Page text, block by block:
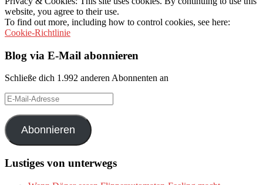
website, you agree to their use.
To find out more, including how to control cookies, see here:
Cookie-Richtlinie
Blog via E-Mail abonnieren
Schließe dich 1.992 anderen Abonnenten an
E-
Mail-
Adresse
Abonnieren
Lustiges von unterwegs